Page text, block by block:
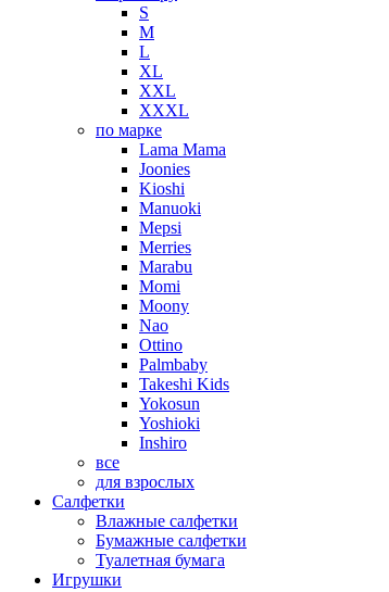
S
M
L
XL
XXL
XXXL
по марке
Lama Mama
Joonies
Kioshi
Manuoki
Mepsi
Merries
Marabu
Momi
Moony
Nao
Ottino
Palmbaby
Takeshi Kids
Yokosun
Yoshioki
Inshiro
все
для взрослых
Салфетки
Влажные салфетки
Бумажные салфетки
Туалетная бумага
Игрушки